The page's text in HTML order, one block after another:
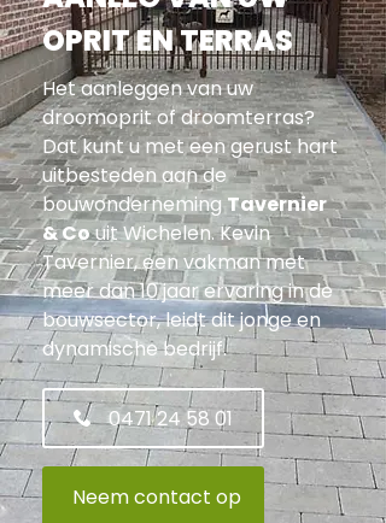
OPRIT EN TERRAS
Het aanleggen van uw
droomoprit of droomterras?
Dat kunt u met een gerust hart
uitbesteden aan de
bouwonderneming Tavernier
& Couit Wichelen. Kevin
Tavernier, een vakman met
meer dan 10 jaar ervaring in de
bouwsector, leidt dit jonge en
dynamische bedrijf.
0471 24 58 01
Neem contact op